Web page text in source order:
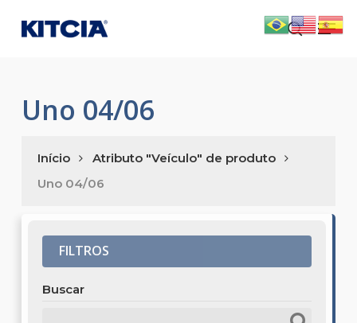
main
search
Uno 04/06
Início
Atributo "Veículo" de produto
Uno 04/06
FILTROS
Buscar